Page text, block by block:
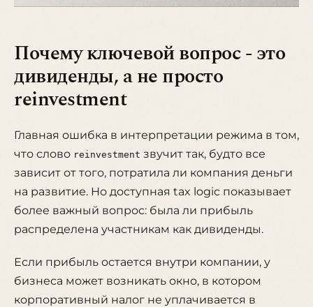
Почему ключевой вопрос - это
дивиденды, а не просто
reinvestment
Главная ошибка в интерпретации режима в том,
что слово reinvestment звучит так, будто все
зависит от того, потратила ли компания деньги
на развитие. Но доступная tax logic показывает
более важный вопрос: была ли прибыль
распределена участникам как дивиденды.
Если прибыль остается внутри компании, у
бизнеса может возникать окно, в котором
корпоративный налог не уплачивается в